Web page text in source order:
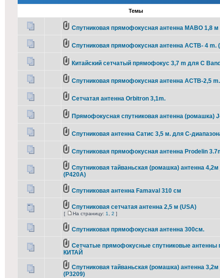
Темы
Спутниковая прямофокусная антенна МАВО 1,8 м
Спутниковая прямофокусная антенна АСТВ- 4 m.
Китайский сетчатый прямофокус 3,7 m для C
Спутниковая прямофокусная антенна АСТВ-2,5
Сетчатая антенна Orbitron 3,1m.
Прямофокусная спутниковая антенна (ромашка)
Спутниковая антенна Сатис 3,5 м. для С-
Спутниковая прямофокусная антенна Prodelin
Спутниковая тайваньская (ромашка) антенна 4,2м
(P420A)
Спутниковая антенна Famaval 310 см
Спутниковая сетчатая антенна 2,5 м (USA)
[ На страницу: 1 2 ]
Спутниковая прямофокусная антенна 300см.
Сетчатые прямофокусные спутниковые антенны
КИТАЙ
Спутниковая тайваньская (ромашка) антенна 3,2м
(P3209)